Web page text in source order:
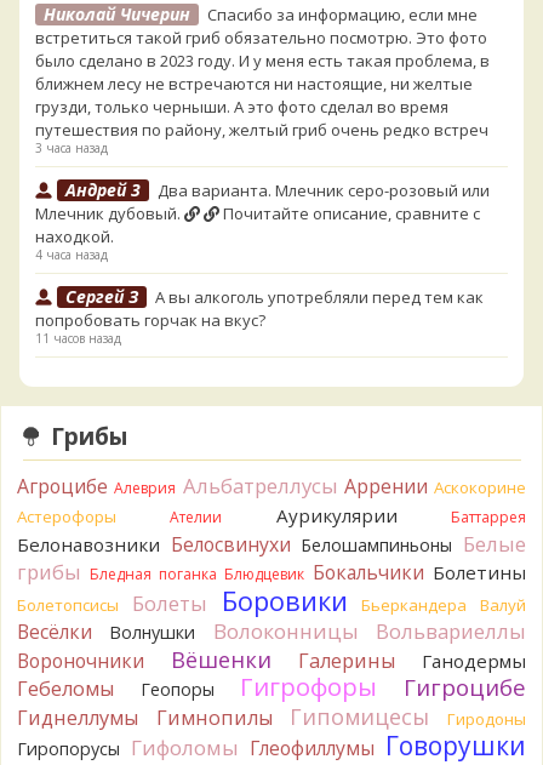
Николай Чичерин
Спасибо за информацию, если мне
встретиться такой гриб обязательно посмотрю. Это фото
было сделано в 2023 году. И у меня есть такая проблема, в
ближнем лесу не встречаются ни настоящие, ни желтые
грузди, только черныши. А это фото сделал во время
путешествия по району, желтый гриб очень редко встреч
3 часа назад
Андрей 3
Два варианта. Млечник серо-розовый или
Млечник дубовый.
Почитайте описание, сравните с
находкой.
4 часа назад
Сергей З
А вы алкоголь употребляли перед тем как
попробовать горчак на вкус?
11 часов назад
лизнул, и пожевал, но горечи не почувствовал. Супруга
лизнула - ей горький, как таблетка. Детям тоже не горький.
То что это именно горчак сомнений нет. Но вот такие
индивидуальные вкусовые особенности.)Гриб, конечно,
выкинули.
16 часов назад
Verona Говорушка булавоногая могла бы вырасти...
17 часов назад
Misha35 Спасибо!!!
17 часов назад
Вот как раз зонтика пестрого там
точно нет! P.S. Вячеслав, мы ждём ваших подтверждений
насчёт того, что на разных фото не один и тот же гриб. Они
и по виду разные, а не просто разные экземпляры. Но
Грибы
Агроцибе Алеврия Альбатреллусы Аррении Аскокорине
Астерофоры
Ателии Аурикулярии Баттаррея
Белонавозники Белосвинухи Белошампиньоны Белые
грибы Бледная поганка Блюдцевик Бокальчики Болетины
Болетопсисы Болеты Боровики Бьеркандера Валуй
Весёлки Волнушки Волоконницы Вольвариеллы
Вороночники Вёшенки Галерины Ганодермы
Гебеломы Геопоры Гигрофоры Гигроцибе
Гиднеллумы Гимнопилы Гипомицесы Гиродоны
Гиропорусы Гифоломы Глеофиллумы Говорушки